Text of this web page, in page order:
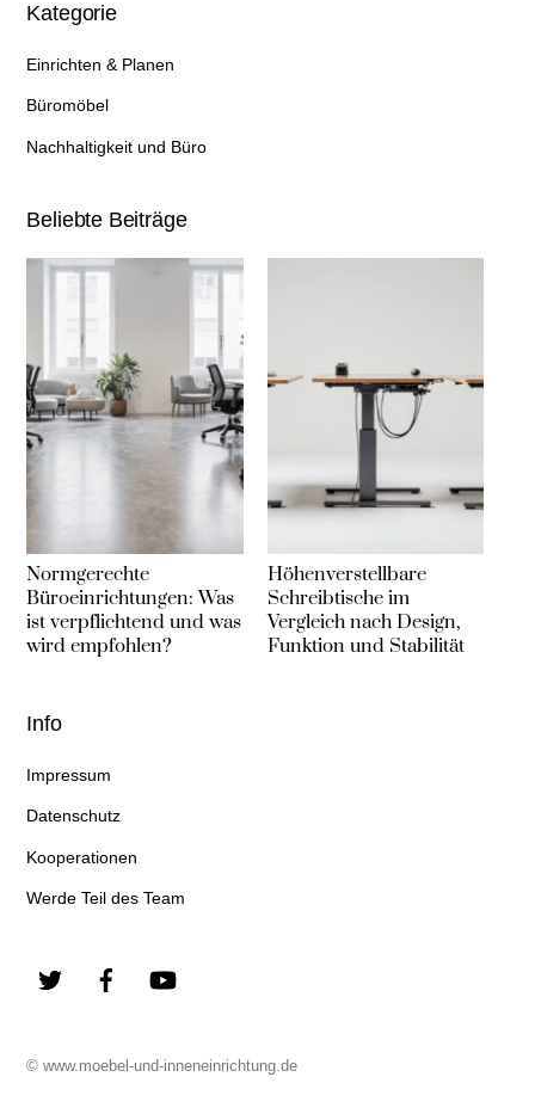
Kategorie
Einrichten & Planen
Büromöbel
Nachhaltigkeit und Büro
Beliebte Beiträge
Normgerechte
Büroeinrichtungen: Was
ist verpflichtend und was
wird empfohlen?
Höhenverstellbare
Schreibtische im
Vergleich nach Design,
Funktion und Stabilität
Info
Impressum
Datenschutz
Kooperationen
Werde Teil des Team
Twitter
© www.moebel-und-inneneinrichtung.de